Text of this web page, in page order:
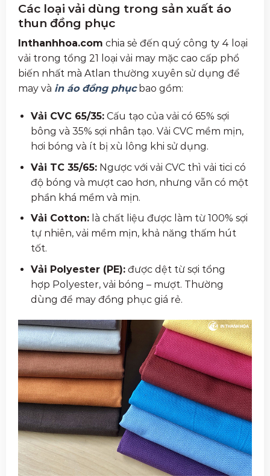
Các loại vải dùng trong sản xuất áo
thun đồng phục
Inthanhhoa.com chia sẻ đến quý công ty 4 loại
vải trong tổng 21 loại vải may mặc cao cấp phổ
biến nhất mà Atlan thường xuyên sử dụng để
may và in áo đồng phụcbao gồm:
Vải CVC 65/35:Cấu tạo của vải có 65% sợi
bông và 35% sợi nhân tạo. Vải CVC mềm mịn,
hơi bóng và ít bị xù lông khi sử dụng.
Vải TC 35/65:Ngược với vải CVC thì vải tici có
độ bóng và mượt cao hơn, nhưng vẫn có một
phần khá mềm và mịn.
Vải Cotton:là chất liệu được làm từ 100% sợi
tự nhiên, vải mềm mịn, khả năng thấm hút
tốt.
Vải Polyester (PE):được dệt từ sợi tổng
hợp Polyester, vải bóng – mượt. Thường
dùng để may đồng phục giá rẻ.